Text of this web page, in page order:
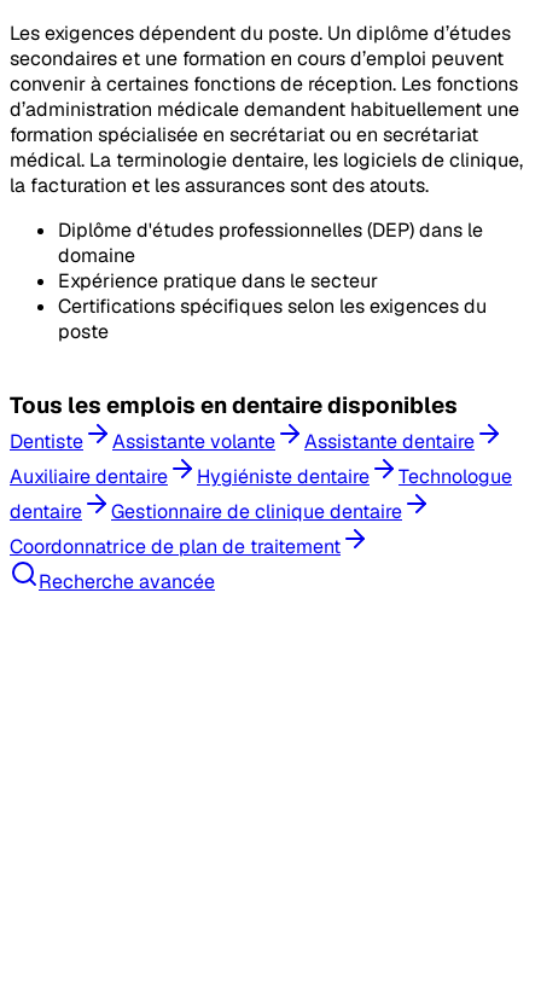
Les exigences dépendent du poste. Un diplôme d’études
secondaires et une formation en cours d’emploi peuvent
convenir à certaines fonctions de réception. Les fonctions
d’administration médicale demandent habituellement une
formation spécialisée en secrétariat ou en secrétariat
médical. La terminologie dentaire, les logiciels de clinique,
la facturation et les assurances sont des atouts.
Diplôme d'études professionnelles (DEP) dans le
domaine
Expérience pratique dans le secteur
Certifications spécifiques selon les exigences du
poste
Tous les emplois en dentairedisponibles
Dentiste Assistante volante
Assistante dentaire
Auxiliaire dentaire
Hygiéniste dentaire
Technologue
dentaire
Gestionnaire de clinique dentaire
Coordonnatrice de plan de traitement
Recherche avancée